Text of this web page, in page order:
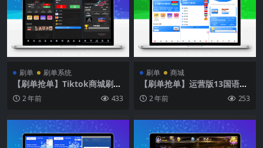
刷单 刷单系统
【刷单抢单】Tiktok商城刷单
系统+叠加组打针+带五级分销
2 年前 433
刷单 商城
【刷单抢单】运营版13国语言
刷单系统+叠加组打针+带五级
分销2 年前 253